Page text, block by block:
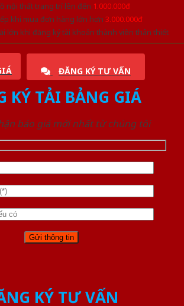
nội thất trang trí lên đến 1.000.000đ
khi mua đơn hàng lớn hơn 3.000.000đ
lớn khi đăng ký tài khoản thành viên thân thiết
ĐĂNG KÝ TƯ VẤN
KÝ TẢI BẢNG GIÁ
báo giá mới nhất từ chúng tôi
KÝ TƯ VẤN